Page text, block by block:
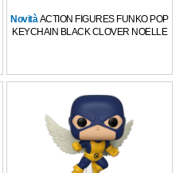
NovitàACTION FIGURES FUNKO POP
KEYCHAIN BLACK CLOVER NOELLE